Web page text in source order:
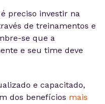
preciso investir na
de treinamentos e
se que a
e seu time deve
e capacitado,
dos benefícios mais